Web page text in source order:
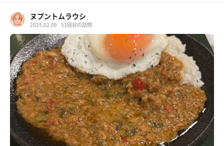
ヌプントムラウシ
2025.02.09 53回目の訪問